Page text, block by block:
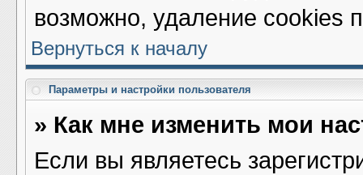
возможно, удаление cookies
Вернуться к началу
Параметры и настройки пользователя
» Как мне изменить мои
Если вы являетесь